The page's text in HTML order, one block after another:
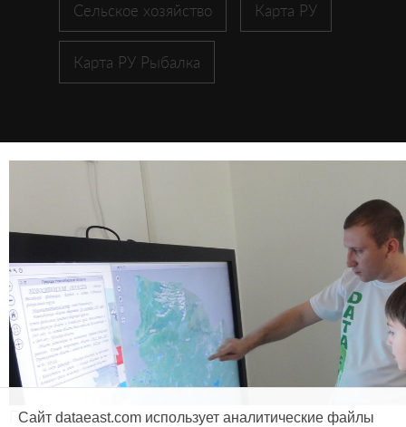
Сельское хозяйство Карта РУ
Карта РУ Рыбалка
Продукты и услуги
Сайт dataeast.com использует аналитические файлы